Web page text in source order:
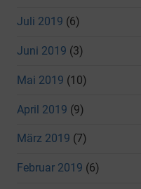
Juli 2019 (6)
Juni 2019 (3)
Mai 2019 (10)
April 2019 (9)
März 2019 (7)
Februar 2019 (6)